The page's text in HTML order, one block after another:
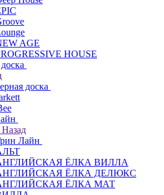
AGE
HOUSE
доска
Назад
Лайн
ЁЛКА ВИЛЛА
ЁЛКА ДЕЛЮКС
ЁЛКА МАТ